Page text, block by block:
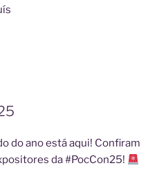
do ano está aqui! Confiram
da#PocCon25!